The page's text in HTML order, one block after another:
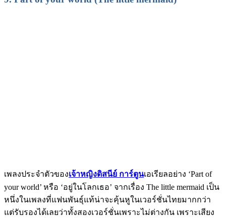
เพลงประจำตัวของเจ้าหญิงดิสนีย์ การ์ตูนเอเรียลอย่าง ‘Part of
your world’ หรือ ‘อยู่ในโลกเธอ’ จากเรื่อง The little mermaid เป็น
หนึ่งในเพลงที่แฟนพันธุ์แท้น่าจะคุ้นหูในเวอร์ชั่นไทยมากกว่า
แต่รับรองได้เลยว่าทั้งสองเวอร์ชั่นเพราะไม่ต่างกัน เพราะเสียง